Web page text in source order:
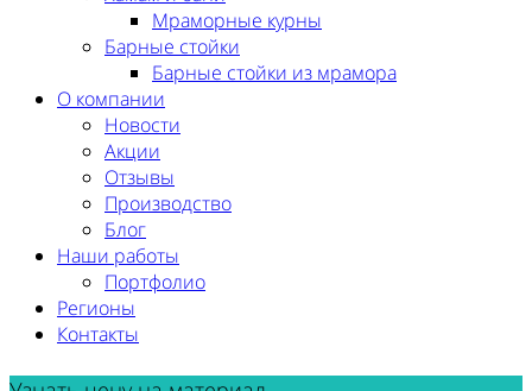
Мраморные курны
Барные стойки
Барные стойки из мрамора
О компании
Новости
Акции
Отзывы
Производство
Блог
Наши работы
Портфолио
Регионы
Контакты